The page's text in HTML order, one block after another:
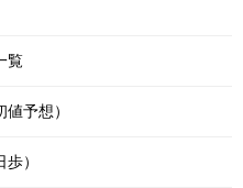
覧
予想）
）